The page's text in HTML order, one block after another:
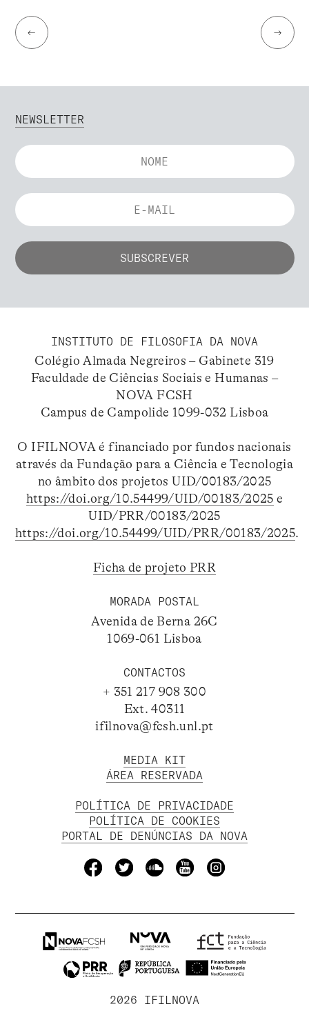
← →
NEWSLETTER
INSTITUTO DE FILOSOFIA DA NOVA
Colégio Almada Negreiros – Gabinete 319
Faculdade de Ciências Sociais e Humanas –
NOVA FCSH
Campus de Campolide 1099-032 Lisboa
O IFILNOVA é financiado por fundos nacionais
através da Fundação para a Ciência e Tecnologia
no âmbito dos projetos UID/00183/2025
https://doi.org/10.54499/UID/00183/2025 e
UID/PRR/00183/2025
https://doi.org/10.54499/UID/PRR/00183/2025.
Ficha de projeto PRR
MORADA POSTAL
Avenida de Berna 26C
1069-061 Lisboa
CONTACTOS
+ 351 217 908 300
Ext. 40311
ifilnova@fcsh.unl.pt
MEDIA KIT
ÁREA RESERVADA
POLÍTICA DE PRIVACIDADE
POLÍTICA DE COOKIES
PORTAL DE DENÚNCIAS DA NOVA
2026 IFILNOVA